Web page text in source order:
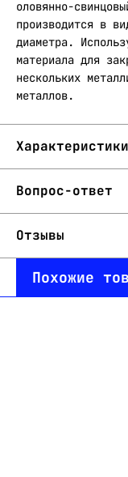
оловянно-
производится в
диаметра.
материала для
нескольких
металлов.
Характеристики
Вопрос-ответ
Отзывы
Похожие